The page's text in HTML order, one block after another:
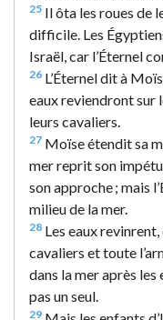
25 Il ôta les roues de
difficile. Les
Israël, car l’Éternel
26 L’Éternel dit à
eaux reviendront sur
leurs cavaliers.
27 Moïse étendit sa
mer reprit son
son approche ; mais
milieu de la mer.
28 Les eaux
cavaliers et toute
dans la mer après les
pas un seul.
29